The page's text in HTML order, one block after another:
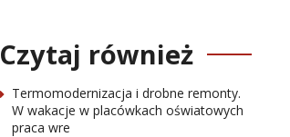
Czytaj również
Termomodernizacja i drobne remonty.
W wakacje w placówkach oświatowych
praca wre